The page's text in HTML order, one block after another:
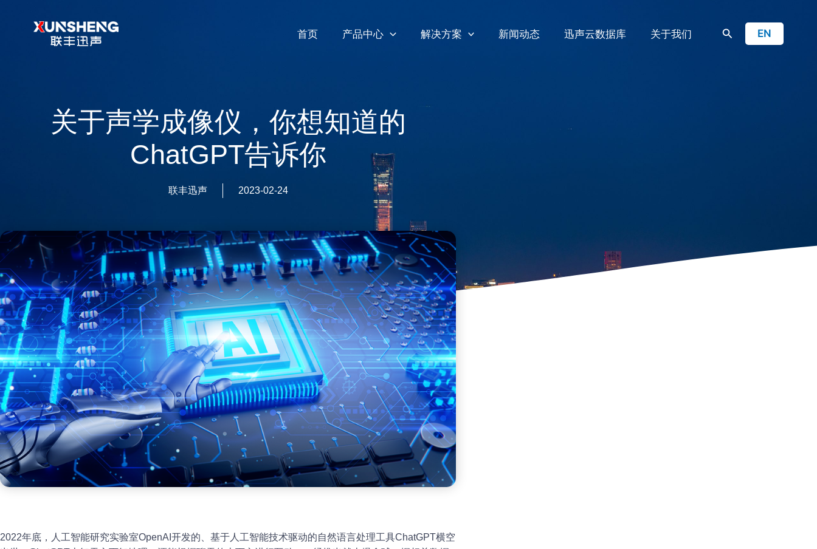
首页 产品中心 解决方案 新闻动态 迅声云数据库 关于我们
搜
EN
关于声学成像仪，你想知道的
ChatGPT告诉你
联丰迅声 2023-02-24
2022年底，人工智能研究实验室OpenAI开发的、基于人工智能技术驱动的自然语言处理工具ChatGPT横空